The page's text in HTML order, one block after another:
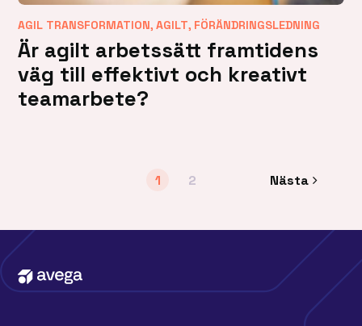
AGIL TRANSFORMATION,AGILT, FÖRÄNDRINGSLEDNING
Är agilt arbetssätt framtidens
väg till effektivt och kreativt
teamarbete?
1 2 Nästa